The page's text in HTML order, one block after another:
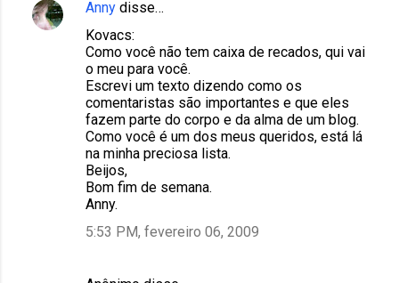
Anny disse…
Kovacs:
Como você não tem caixa de recados, qui vai
o meu para você.
Escrevi um texto dizendo como os
comentaristas são importantes e que eles
fazem parte do corpo e da alma de um blog.
Como você é um dos meus queridos, está lá
na minha preciosa lista.
Beijos,
Bom fim de semana.
Anny.
5:53 PM, fevereiro 06, 2009